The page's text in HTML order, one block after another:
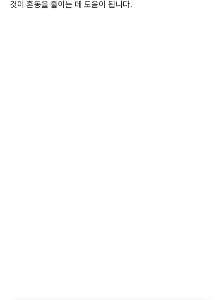
것이 혼동을 줄이는 데 도움이 됩니다.